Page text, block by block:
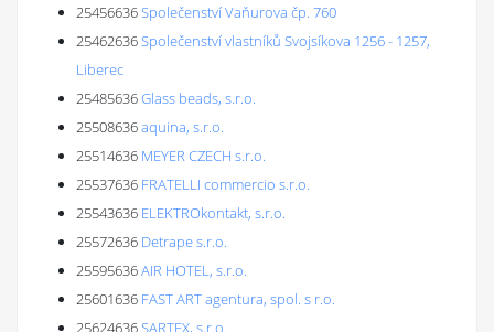
25456636Společenství Vaňurova čp. 760
25462636Společenství vlastníků Svojsíkova 1256 - 1257,
Liberec
25485636Glass beads, s.r.o.
25508636aquina, s.r.o.
25514636 MEYER CZECH s.r.o.
25537636 FRATELLI commercio s.r.o.
25543636 ELEKTROkontakt, s.r.o.
25572636 Detrape s.r.o.
25595636AIR HOTEL, s.r.o.
25601636 FAST ART agentura, spol. s r.o.
25624636SARTEX, s.r.o.